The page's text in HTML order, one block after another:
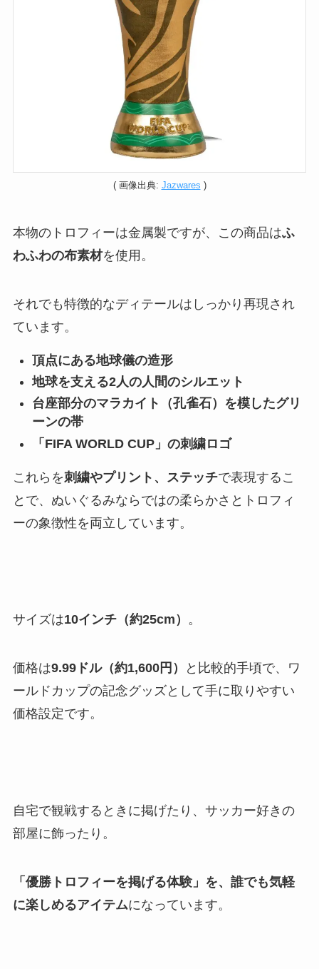
( 画像出典: Jazwares )
本物のトロフィーは金属製ですが、この商品はふ
わふわの布素材を使用。
それでも特徴的なディテールはしっかり再現され
ています。
頂点にある地球儀の造形
地球を支える2人の人間のシルエット
台座部分のマラカイト（孔雀石）を模したグリ
ーンの帯
「FIFA WORLD CUP」の刺繍ロゴ
これらを刺繍やプリント、ステッチで表現するこ
とで、ぬいぐるみならではの柔らかさとトロフィ
ーの象徴性を両立しています。
サイズは10インチ（約25cm） 。
価格は9.99ドル（約1,600円）
と比較的手頃で、ワ
ールドカップの記念グッズとして手に取りやすい
価格設定です。
自宅で観戦するときに掲げたり、サッカー好きの
部屋に飾ったり。
「優勝トロフィーを掲げる体験」を、誰でも気軽
に楽しめるアイテムになっています。